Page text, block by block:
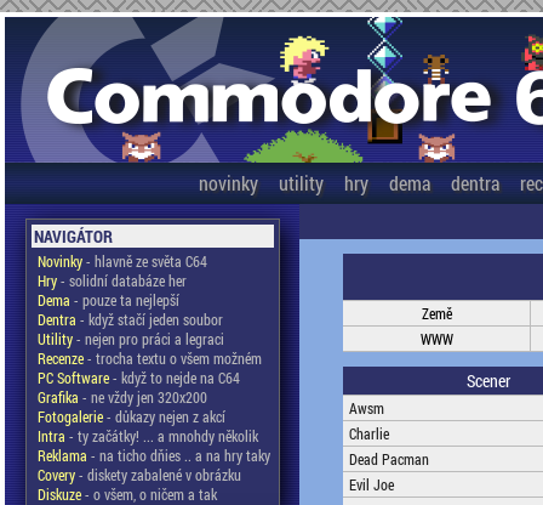
novinky utility hry dema dentra
NAVIGÁTOR
Novinky- hlavně ze světa C64
Hry- solidní databáze her
Dema - pouze ta nejlepší
Dentra - když stačí jeden soubor
Utility- nejen pro práci a legraci
Recenze- trocha textu o všem možném
PC Software- když to nejde na C64
Grafika - ne vždy jen 320x200
Fotogalerie- důkazy nejen z akcí
Intra - ty začátky! ... a mnohdy několik
Reklama - na ticho dňies .. a na hry taky
Covery- diskety zabalené v obrázku
Diskuze- o všem, o ničem a tak
Země
WWW
Scener
Awsm
Charlie
Dead Pacman
Evil Joe